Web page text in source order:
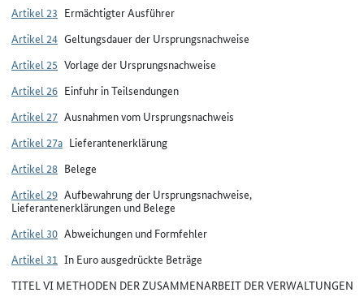
Artikel 23 Ermächtigter Ausführer
Artikel 24 Geltungsdauer der Ursprungsnachweise
Artikel 25 Vorlage der Ursprungsnachweise
Artikel 26 Einfuhr in Teilsendungen
Artikel 27 Ausnahmen vom Ursprungsnachweis
Artikel 27a Lieferantenerklärung
Artikel 28 Belege
Artikel 29 Aufbewahrung der Ursprungsnachweise,
Lieferantenerklärungen und Belege
Artikel 30 Abweichungen und Formfehler
Artikel 31 In Euro ausgedrückte Beträge
TITEL VI METHODEN DER ZUSAMMENARBEIT DER VERWALTUNGEN